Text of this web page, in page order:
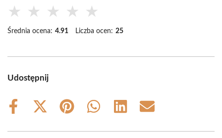
★ ★ ★ ★ ★
Średnia ocena: 4.91 Liczba ocen: 25
Udostępnij
Share
Share
(Twitter)
Share
Share
Share
Share